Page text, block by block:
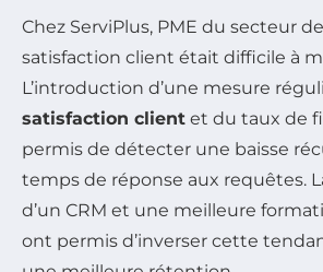
Chez ServiPlus, PME du secteur
satisfaction client était difficile à
L’introduction d’une mesure
satisfaction client et du taux de
permis de détecter une baisse
temps de réponse aux requêtes.
d’un CRM et une meilleure
ont permis d’inverser cette